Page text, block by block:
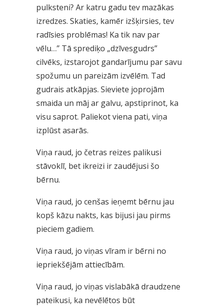
pulksteni? Ar katru gadu tev mazākas
izredzes. Skaties, kamēr izšķirsies, tev
radīsies problēmas! Ka tik nav par
vēlu…” Tā sprediķo „dzīvesgudrs”
cilvēks, izstarojot gandarījumu par savu
spožumu un pareizām izvēlēm. Tad
gudrais atkāpjas. Sieviete joprojām
smaida un māj ar galvu, apstiprinot, ka
visu saprot. Paliekot viena pati, viņa
izplūst asarās.
Viņa raud, jo četras reizes palikusi
stāvoklī, bet ikreizi ir zaudējusi šo
bērnu.
Viņa raud, jo cenšas ieņemt bērnu jau
kopš kāzu nakts, kas bijusi jau pirms
pieciem gadiem.
Viņa raud, jo viņas vīram ir bērni no
iepriekšējām attiecībām.
Viņa raud, jo viņas vislabākā draudzene
pateikusi, ka nevēlētos būt